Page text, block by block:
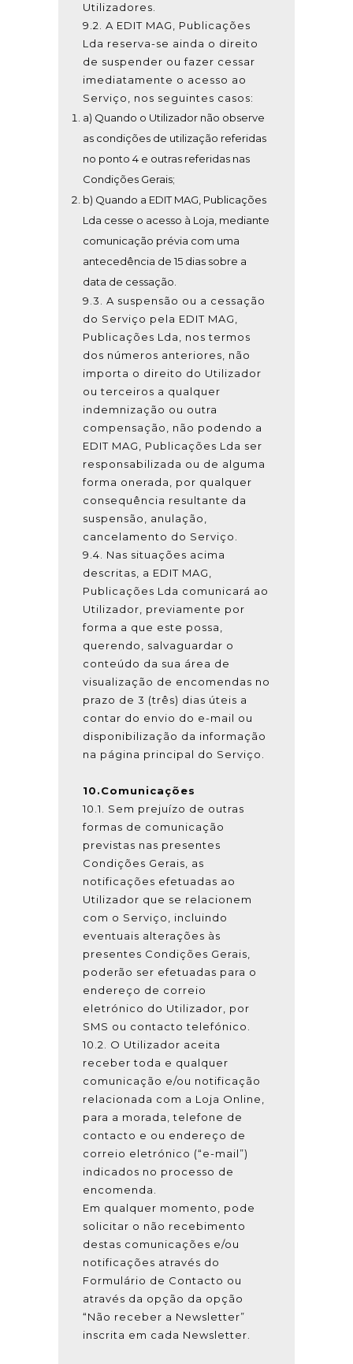
Utilizadores.
9.2. A EDIT MAG, Publicações
Lda reserva-se ainda o direito
de suspender ou fazer cessar
imediatamente o acesso ao
Serviço, nos seguintes casos:
a) Quando o Utilizador não observe
as condições de utilização referidas
no ponto 4 e outras referidas nas
Condições Gerais;
b) Quando a EDIT MAG, Publicações
Lda cesse o acesso à Loja, mediante
comunicação prévia com uma
antecedência de 15 dias sobre a
data de cessação.
9.3. A suspensão ou a cessação
do Serviço pela EDIT MAG,
Publicações Lda, nos termos
dos números anteriores, não
importa o direito do Utilizador
ou terceiros a qualquer
indemnização ou outra
compensação, não podendo a
EDIT MAG, Publicações Lda ser
responsabilizada ou de alguma
forma onerada, por qualquer
consequência resultante da
suspensão, anulação,
cancelamento do Serviço.
9.4. Nas situações acima
descritas, a EDIT MAG,
Publicações Lda comunicará ao
Utilizador, previamente por
forma a que este possa,
querendo, salvaguardar o
conteúdo da sua área de
visualização de encomendas no
prazo de 3 (três) dias úteis a
contar do envio do e-mail ou
disponibilização da informação
na página principal do Serviço.
10.Comunicações
10.1. Sem prejuízo de outras
formas de comunicação
previstas nas presentes
Condições Gerais, as
notificações efetuadas ao
Utilizador que se relacionem
com o Serviço, incluindo
eventuais alterações às
presentes Condições Gerais,
poderão ser efetuadas para o
endereço de correio
eletrónico do Utilizador, por
SMS ou contacto telefónico.
10.2. O Utilizador aceita
receber toda e qualquer
comunicação e/ou notificação
relacionada com a Loja Online,
para a morada, telefone de
contacto e ou endereço de
correio eletrónico (“e-mail”)
indicados no processo de
encomenda.
Em qualquer momento, pode
solicitar o não recebimento
destas comunicações e/ou
notificações através do
Formulário de Contacto ou
através da opção da opção
“Não receber a Newsletter”
inscrita em cada Newsletter.